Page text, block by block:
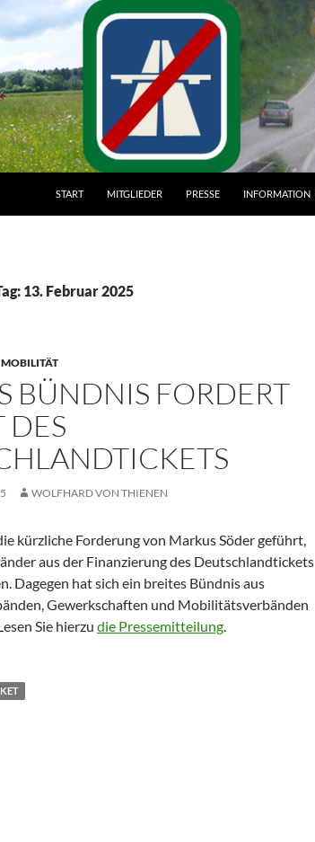
START
MITGLIEDER PRESSE INFORMATION
13. Februar 2025
BÜNDNIS FORDERT
DES
WOLFHARD VON THIENEN
kürzliche Forderung von Markus Söder geführt,
aus der Finanzierung des Deutschlandtickets
Dagegen hat sich ein breites Bündnis aus
Gewerkschaften und Mobilitätsverbänden
Sie hierzu die Pressemitteilung.